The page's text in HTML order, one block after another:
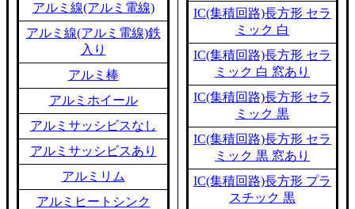
アルミ線(アルミ電線)
アルミ線(アルミ電線)鉄
入り
アルミ棒
アルミホイール
アルミサッシビスなし
アルミサッシビスあり
アルミリム
アルミヒートシンク
IC(集積回路)長方形 セラ
ミック 白
IC(集積回路)長方形 セラ
ミック 白 窓あり
IC(集積回路)長方形 セラ
ミック 黒
IC(集積回路)長方形 セラ
ミック 黒 窓あり
IC(集積回路)長方形 プラ
スチック 黒